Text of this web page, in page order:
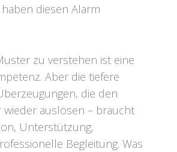
diesen Alarm
zu verstehen ist eine
Aber die tiefere
die den
wieder auslösen – braucht
Unterstützung,
Begleitung. Was